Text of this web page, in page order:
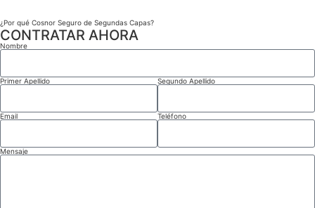
¿Por qué Cosnor Seguro de Segundas Capas?
CONTRATAR AHORA
Nombre
Primer Apellido Segundo Apellido
Email Teléfono
Mensaje